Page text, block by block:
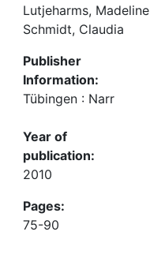
Lutjeharms, Madeline
Schmidt, Claudia
Publisher
Information:
Tübingen : Narr
Year of
publication:
2010
Pages:
75-90